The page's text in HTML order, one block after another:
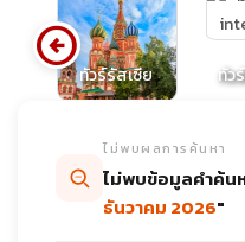
calendar_month
ทัวร์รัสเซีย ทัว
arrow_circle_left
ไม่พบผลการค้นหา
ไม่พบข้อมูลคำค้น
ธันวาคม 2026"